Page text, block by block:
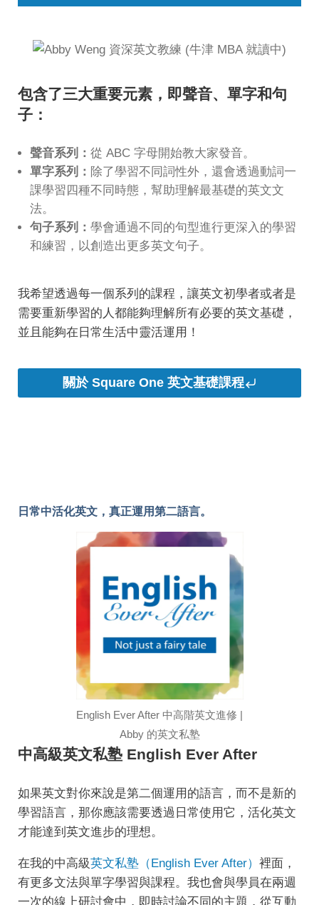
包含了三大重要元素，即聲音、單字和句
子：
聲音系列： 從 ABC 字母開始教大家發音。
單字系列： 除了學習不同詞性外，還會透過動詞一
課學習四種不同時態，幫助理解最基礎的英文文
法。
句子系列： 學會通過不同的句型進行更深入的學習
和練習，以創造出更多英文句子。
我希望透過每一個系列的課程，讓英文初學者或者是
需要重新學習的人都能夠理解所有必要的英文基礎，
並且能夠在日常生活中靈活運用！
關於 Square One 英文基礎課程
日常中活化英文，真正運用第二語言。
English Ever After 中高階英文進修 |
Abby 的英文私塾
中高級英文私塾 English Ever After
如果英文對你來說是第二個運用的語言，而不是新的
學習語言，那你應該需要透過日常使用它，活化英文
才能達到英文進步的理想。
在我的中高級英文私塾（English Ever After） 裡面，
有更多文法與單字學習與課程。我也會與學員在兩週
一次的線上研討會中，即時討論不同的主題，從互動